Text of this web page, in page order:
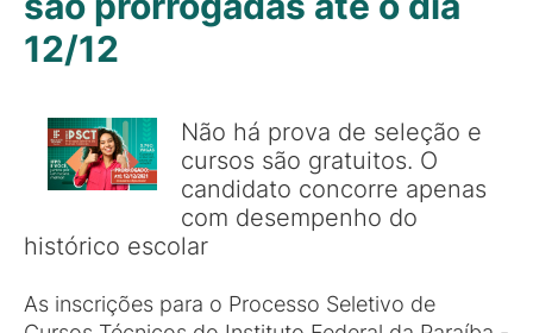
12/12
Não há prova de seleção e
cursos são gratuitos. O
candidato concorre apenas
com desempenho do
histórico escolar
As inscrições para o Processo Seletivo de